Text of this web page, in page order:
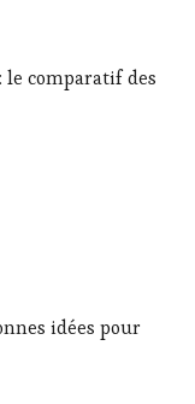
le comparatif des
idées pour